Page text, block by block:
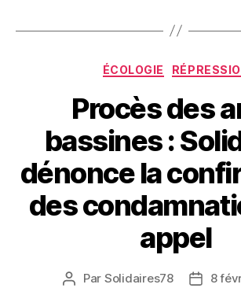
ÉCOLOGIE
Procès des
bassines :
dénonce la
des
appel
Auteur
Par Solidaires78
Date
8